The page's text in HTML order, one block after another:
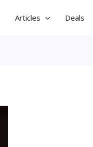
Articles Deals